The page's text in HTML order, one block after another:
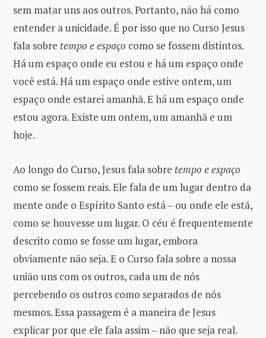
sem matar uns aos outros. Portanto, não há como
entender a unicidade. É por isso que no Curso Jesus
fala sobre tempo e espaço como se fossem distintos.
Há um espaço onde eu estou e há um espaço onde
você está. Há um espaço onde estive ontem, um
espaço onde estarei amanhã. E há um espaço onde
estou agora. Existe um ontem, um amanhã e um
hoje.
Ao longo do Curso, Jesus fala sobre tempo e espaço
como se fossem reais. Ele fala de um lugar dentro da
mente onde o Espírito Santo está – ou onde ele está,
como se houvesse um lugar. O céu é frequentemente
descrito como se fosse um lugar, embora
obviamente não seja. E o Curso fala sobre a nossa
união uns com os outros, cada um de nós
percebendo os outros como separados de nós
mesmos. Essa passagem é a maneira de Jesus
explicar por que ele fala assim – não que seja real.